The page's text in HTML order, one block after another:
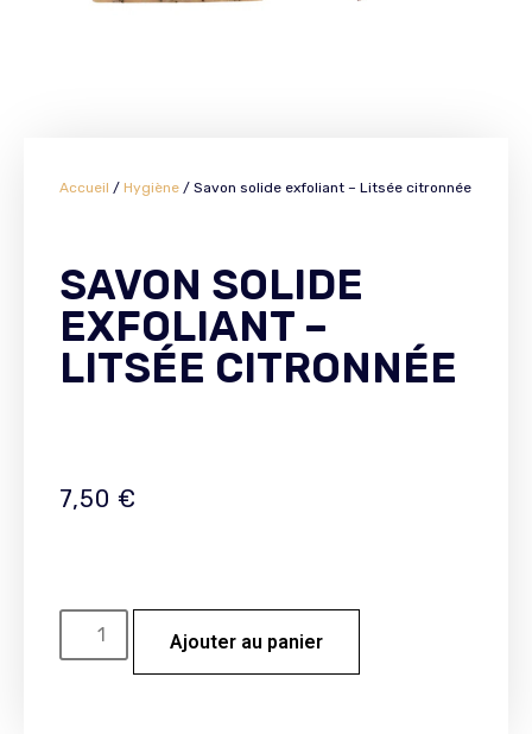
Accueil / Hygiène / Savon solide exfoliant – Litsée citronnée
SAVON SOLIDE
EXFOLIANT –
LITSÉE CITRONNÉE
7,50 €
Ajouter au panier